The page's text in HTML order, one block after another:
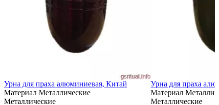
Урна для праха алюминиевая, Китай
Материал Металлические
Металлические
Урна для праха
Материал
Металлические